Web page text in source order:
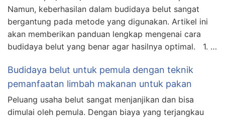
Namun, keberhasilan dalam budidaya belut sangat
bergantung pada metode yang digunakan. Artikel ini
akan memberikan panduan lengkap mengenai cara
budidaya belut yang benar agar hasilnya optimal. 1. …
Budidaya belut untuk pemula dengan teknik
pemanfaatan limbah makanan untuk pakan
Peluang usaha belut sangat menjanjikan dan bisa
dimulai oleh pemula. Dengan biaya yang terjangkau